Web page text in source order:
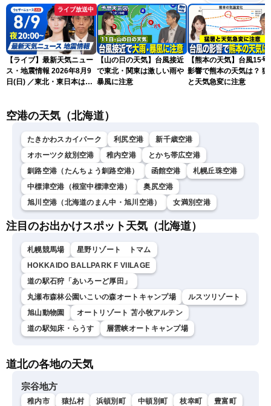
ライブ放送中
【ライブ】最新天気ニュー
ス・地震情報 2026年8月9
日(日) ／東北・東日本は急
衣／芳野達郎〉
【山の日の天気】台風接近
で東北・関東は激しい雨や
暴風に注意
【熊本の天気】台風15号
影響で熊本の天気は？ 猛
と天気急変に注意
空港の天気（北海道）
たきかわスカイパーク 利尻空港
新千歳空港
オホーツク紋別空港
稚内空港
とかち帯広空港
釧路空港（たんちょう釧路空港）
函館空港
札幌丘珠空港
中標津空港（根室中標津空港）
奥尻空港
旭川空港（北海道のまん中・旭川空港）
女満別空港
注目のお出かけスポット天気（北海道）
札幌競馬場
星野リゾート トマム
HOKKAIDO BALLPARK F VIILAGE
道の駅石狩「あいろーど厚田」
丸瀬布森林公園いこいの森オートキャンプ場
ルスツリゾート
旭山動物園
オートリゾート 苫小牧アルテン
道の駅知床・らうす
層雲峡オートキャンプ場
道北の各地の天気
宗谷地方
稚内市 猿払村 浜頓別町 中頓別町 枝幸町
豊富町